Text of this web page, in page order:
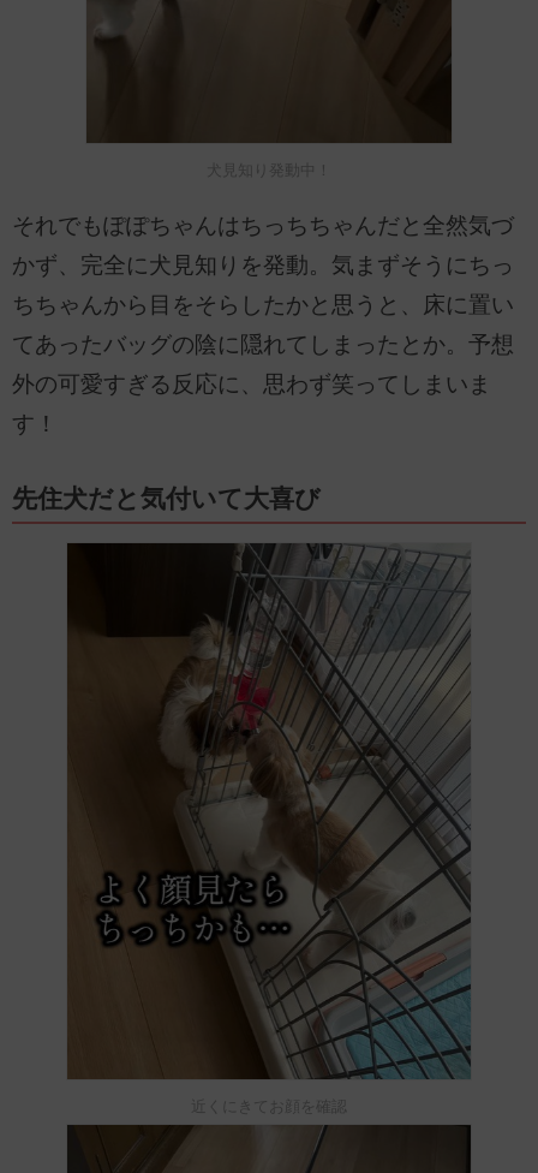
犬見知り発動中！
それでもぽぽちゃんはちっちちゃんだと全然気づ
かず、完全に犬見知りを発動。気まずそうにちっ
ちちゃんから目をそらしたかと思うと、床に置い
てあったバッグの陰に隠れてしまったとか。予想
外の可愛すぎる反応に、思わず笑ってしまいま
す！
先住犬だと気付いて大喜び
近くにきてお顔を確認